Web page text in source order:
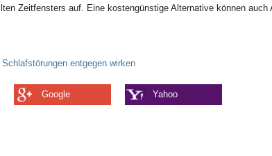
Zeitfensters auf. Eine kostengünstige Alternative können auch
Schlafstörungen entgegen wirken
Google Yahoo